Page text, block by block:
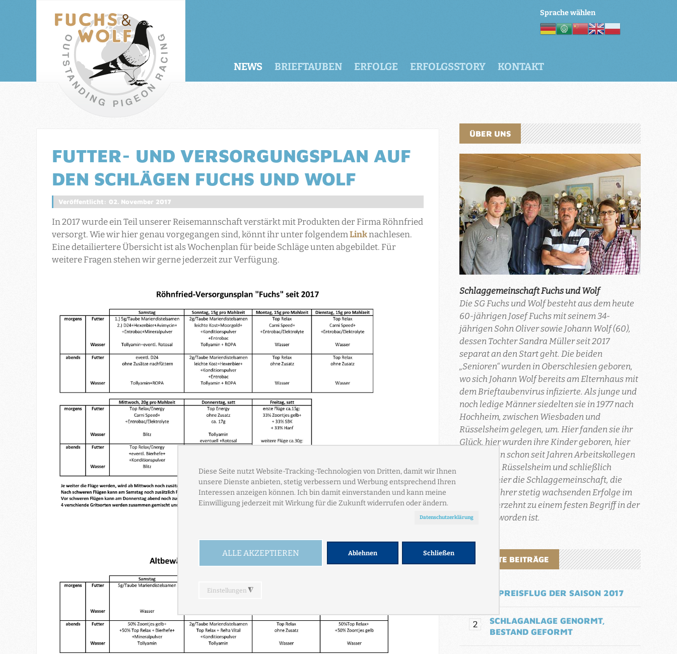
NEWS BRIEFTAUBEN ERFOLGE ERFOLGSSTORY KONTAKT
Sprache wählen
FUTTER- UND VERSORGUNGSPLAN AUF
DEN SCHLÄGEN FUCHS UND WOLF
Veröffentlicht: 02. November 2017
In 2017 wurde ein Teil unserer Reisemannschaft verstärkt mit Produkten der Firma Röhnfried
versorgt. Wie wir hier genau vorgegangen sind, könnt ihr unter folgendemLinknachlesen.
Eine detailiertere Übersicht ist als Wochenplan für beide Schläge unten abgebildet. Für
weitere Fragen stehen wir gerne jederzeit zur Verfügung.
ÜBER UNS
Schlaggemeinschaft Fuchs und Wolf
Die SG Fuchs und Wolf besteht aus dem heute
60-jährigen Josef Fuchs mit seinem 34-
jährigen Sohn Oliver sowie Johann Wolf (60),
dessen Tochter Sandra Müller seit 2017
separat an den Start geht. Die beiden
„Senioren“ wurden in Oberschlesien geboren,
wo sich Johann Wolf bereits am Elternhaus mit
dem Brieftaubenvirus infizierte. Als junge und
noch ledige Männer siedelten sie in 1977 nach
Hochheim, zwischen Wiesbaden und
Rüsselsheim gelegen, um. Hier fanden sie ihr
Glück, hier wurden ihre Kinder geboren, hier
sind sie nun schon seit Jahren Arbeitskollegen
bei Opel in Rüsselsheim und schließlich
entstand hier die Schlaggemeinschaft, die
aufgrund ihrer stetig wachsenden Erfolge im
letzten Jahrzehnt zu einem festen Begriff in der
Region geworden ist.
BELIEBTE BEITRÄGE
1. PREISFLUG DER SAISON 2017
SCHLAGANLAGE GENORMT,
BESTAND GEFORMT